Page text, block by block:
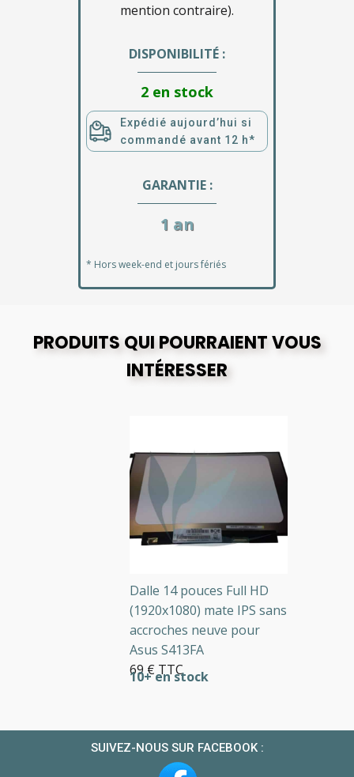
mention contraire).
DISPONIBILITÉ :
2 en stock
Expédié aujourd’hui si
commandé avant 12 h*
GARANTIE :
1 an
* Hors week-end et jours fériés
PRODUITS QUI POURRAIENT VOUS
INTÉRESSER
10+ en stock
Dalle 14 pouces Full HD
(1920x1080) mate IPS sans
accroches neuve pour
Asus S413FA
69 € TTC
SUIVEZ-NOUS SUR FACEBOOK :